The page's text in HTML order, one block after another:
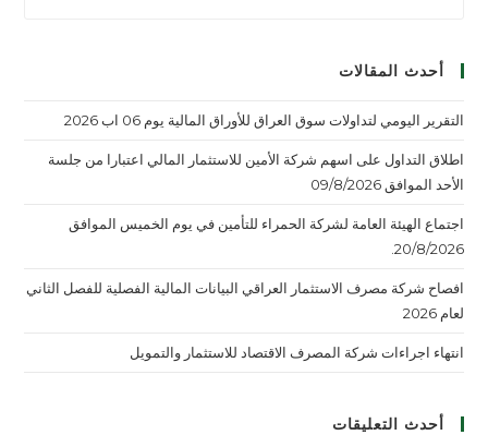
أحدث المقالات
التقرير اليومي لتداولات سوق العراق للأوراق المالية يوم 06 اب 2026
اطلاق التداول على اسهم شركة الأمين للاستثمار المالي اعتبارا من جلسة
الأحد الموافق 09/8/2026
اجتماع الهيئة العامة لشركة الحمراء للتأمين في يوم الخميس الموافق
20/8/2026.
افصاح شركة مصرف الاستثمار العراقي البيانات المالية الفصلية للفصل الثاني
لعام 2026
انتهاء اجراءات شركة المصرف الاقتصاد للاستثمار والتمويل
أحدث التعليقات